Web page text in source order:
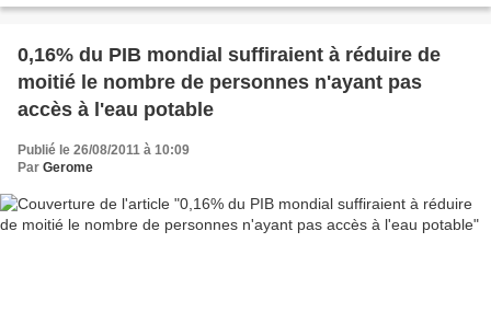
0,16% du PIB mondial suffiraient à réduire de
moitié le nombre de personnes n'ayant pas
accès à l'eau potable
Publié le 26/08/2011 à 10:09
Par Gerome